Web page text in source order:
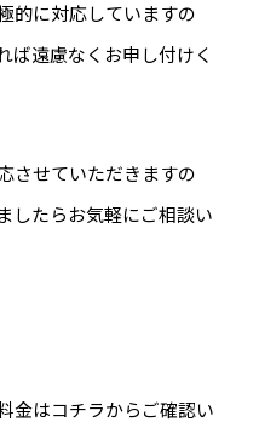
的に対応していますの
ば遠慮なくお申し付けく
させていただきますの
したらお気軽にご相談い
金はコチラからご確認い